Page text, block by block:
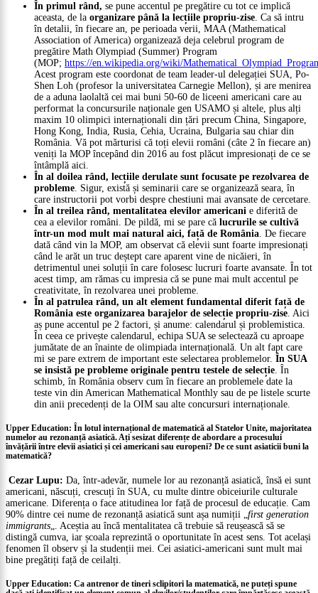
În primul rând, se pune accentul pe pregătire cu tot ce implică
aceasta, de la organizare până la lecțiile propriu-zise. Ca să intru
în detalii, în fiecare an, pe perioada verii, MAA (Mathematical
Association of America) organizează deja celebrul program de
pregătire Math Olympiad (Summer) Program
(MOP; https://en.wikipedia.org/wiki/
Acest program este coordonat de team leader-ul delegației SUA, Po-
Shen Loh (profesor la universitatea Carnegie Mellon), și are menirea
de a aduna laolaltă cei mai buni 50-60 de liceeni americani care au
performat la concursurile naționale gen USAMO și altele, plus alți
maxim 10 olimpici internaționali din țări precum China, Singapore,
Hong Kong, India, Rusia, Cehia, Ucraina, Bulgaria sau chiar din
România. Vă pot mărturisi că toți elevii români (câte 2 în fiecare an)
veniți la MOP începând din 2016 au fost plăcut impresionați de ce se
întâmplă aici.
În al doilea rând, lecțiile derulate sunt focusate pe rezolvarea de
probleme. Sigur, există și seminarii care se organizează seara, în
care instructorii pot vorbi despre chestiuni mai avansate de cercetare.
În al treilea rând, mentalitatea elevilor americani e diferită de
cea a elevilor români. De pildă, mi se pare că lucrurile se cultivă
într-un mod mult mai natural aici, față de România. De fiecare
dată când vin la MOP, am observat că elevii sunt foarte impresionați
când le arăt un truc deștept care aparent vine de nicăieri, în
detrimentul unei soluții în care folosesc lucruri foarte avansate. În tot
acest timp, am rămas cu impresia că se pune mai mult accentul pe
creativitate, în rezolvarea unei probleme.
În al patrulea rând, un alt element fundamental diferit față de
România este organizarea barajelor de selecție propriu-zise. Aici
aș pune accentul pe 2 factori, și anume: calendarul și problemistica.
În ceea ce privește calendarul, echipa SUA se selectează cu aproape
jumătate de an înainte de olimpiada internațională. Un alt fapt care
mi se pare extrem de important este selectarea problemelor. În SUA
se insistă pe probleme originale pentru testele de selecție. În
schimb, în România observ cum în fiecare an problemele date la
teste vin din American Mathematical Monthly sau de pe listele scurte
din anii precedenți de la OIM sau alte concursuri internaționale.
Upper Education: În lotul internațional de matematică al Statelor Unite, majoritatea
numelor au rezonanță asiatică. Ați sesizat diferențe de abordare a procesului
învățării între elevii asiatici și cei americani sau europeni? De ce sunt asiaticii buni la
matematică?
Cezar Lupu: Da, într-adevăr, numele lor au rezonanță asiatică, însă ei sunt
americani, născuți, crescuți în SUA, cu multe dintre obiceiurile culturale
americane. Diferența o face atitudinea lor față de procesul de educație. Cam
90% dintre cei nume de rezonanță asiatică sunt așa numiții „ first generation
immigrants „. Aceștia au încă mentalitatea că trebuie să reușească să se
distingă cumva, iar școala reprezintă o oportunitate în acest sens. Tot același
fenomen îl observ și la studenții mei. Cei asiatici-americani sunt mult mai
bine pregătiți față de ceilalți.
Upper Education: Ca antrenor de tineri sclipitori la matematică, ne puteți spune